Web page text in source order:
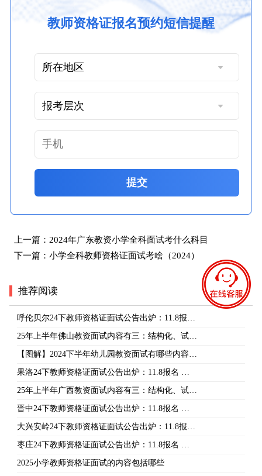
教师资格证报名预约短信提醒
提交
上一篇： 2024年广东教资小学全科面试考什么科目
下一篇： 小学全科教师资格证面试考啥（2024）
推荐阅读
呼伦贝尔24下教师资格证面试公告出炉：11.8报…
25年上半年佛山教资面试内容有三：结构化、试…
【图解】2024下半年幼儿园教资面试有哪些内容…
果洛24下教师资格证面试公告出炉：11.8报名 …
25年上半年广西教资面试内容有三：结构化、试…
晋中24下教师资格证面试公告出炉：11.8报名 …
大兴安岭24下教师资格证面试公告出炉：11.8报…
枣庄24下教师资格证面试公告出炉：11.8报名 …
2025小学教师资格证面试的内容包括哪些